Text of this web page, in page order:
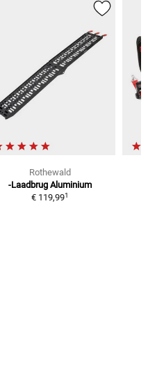
Rothewald
-Laadbrug Aluminium
€ 119,991